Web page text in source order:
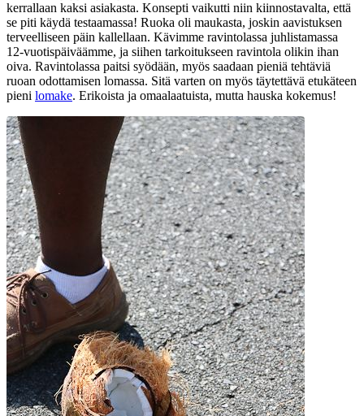
kerrallaan kaksi asiakasta. Konsepti vaikutti niin kiinnostavalta, että
se piti käydä testaamassa! Ruoka oli maukasta, joskin aavistuksen
terveelliseen päin kallellaan. Kävimme ravintolassa juhlistamassa
12-vuotispäiväämme, ja siihen tarkoitukseen ravintola olikin ihan
oiva. Ravintolassa paitsi syödään, myös saadaan pieniä tehtäviä
ruoan odottamisen lomassa. Sitä varten on myös täytettävä etukäteen
pieni lomake. Erikoista ja omaalaatuista, mutta hauska kokemus!